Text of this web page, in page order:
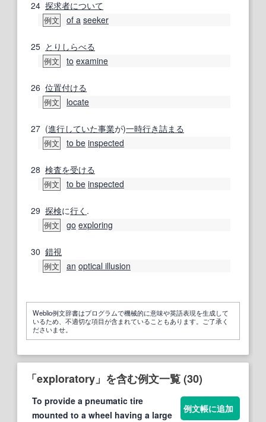
24 探求者について
例文 of a seeker
25 とりしらべる
例文 to examine
26 位置付ける
例文 locate
27 (進行していた事業が)一時行き詰まる
例文 to be inspected
28 検査を受ける
例文 to be inspected
29 探検に行く .
例文 go exploring
30 錯視
例文 an optical illusion
Weblio例文辞書はプログラムで機械的に意味や英語表現を生成して
いるため、不適切な項目が含まれていることもあります。ご了承く
ださいませ。
「exploratory」を含む例文一覧 (30)
To provide a pneumatic tire
mounted to a wheel having a large
例文帳に追加